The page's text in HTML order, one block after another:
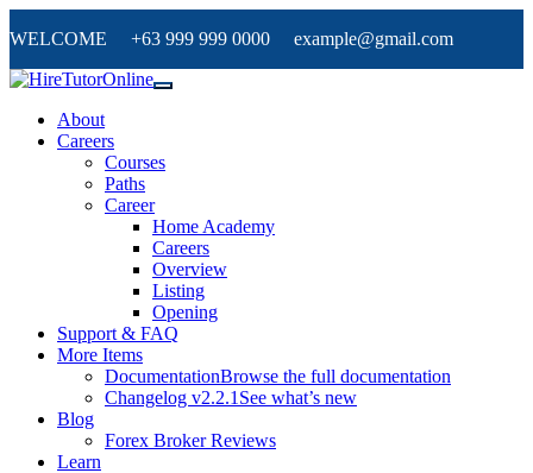
WELCOME +63 999 999 0000 example@gmail.com
About
Careers
Courses
Paths
Career
Home Academy
Careers
Overview
Listing
Opening
Support & FAQ
More Items
DocumentationBrowse the full documentation
Changelog v2.2.1 See what’s new
Blog
Forex Broker Reviews
Learn